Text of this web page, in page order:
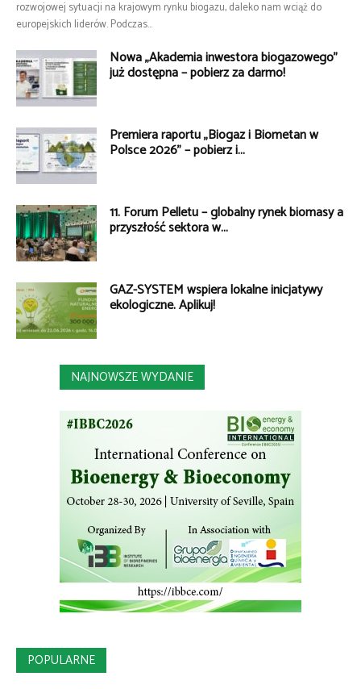
rozwojowej sytuacji na krajowym rynku biogazu, daleko nam wciąż do
europejskich liderów. Podczas...
Nowa „Akademia inwestora biogazowego”
już dostępna – pobierz za darmo!
Premiera raportu „Biogaz i Biometan w
Polsce 2026” – pobierz i...
11. Forum Pelletu – globalny rynek biomasy a
przyszłość sektora w...
GAZ-SYSTEM wspiera lokalne inicjatywy
ekologiczne. Aplikuj!
NAJNOWSZE WYDANIE
POPULARNE